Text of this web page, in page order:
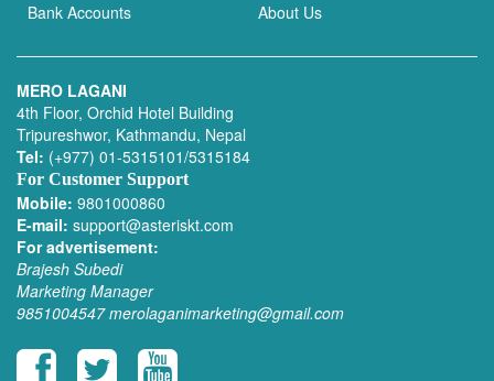
Bank Accounts About Us
MERO LAGANI
4th Floor, Orchid Hotel Building
Tripureshwor, Kathmandu, Nepal
Tel: (+977) 01-5315101/5315184
For Customer Support
Mobile: 9801000860
E-mail: support@asteriskt.com
For advertisement:
Brajesh Subedi
Marketing Manager
9851004547 merolaganimarketing@gmail.com